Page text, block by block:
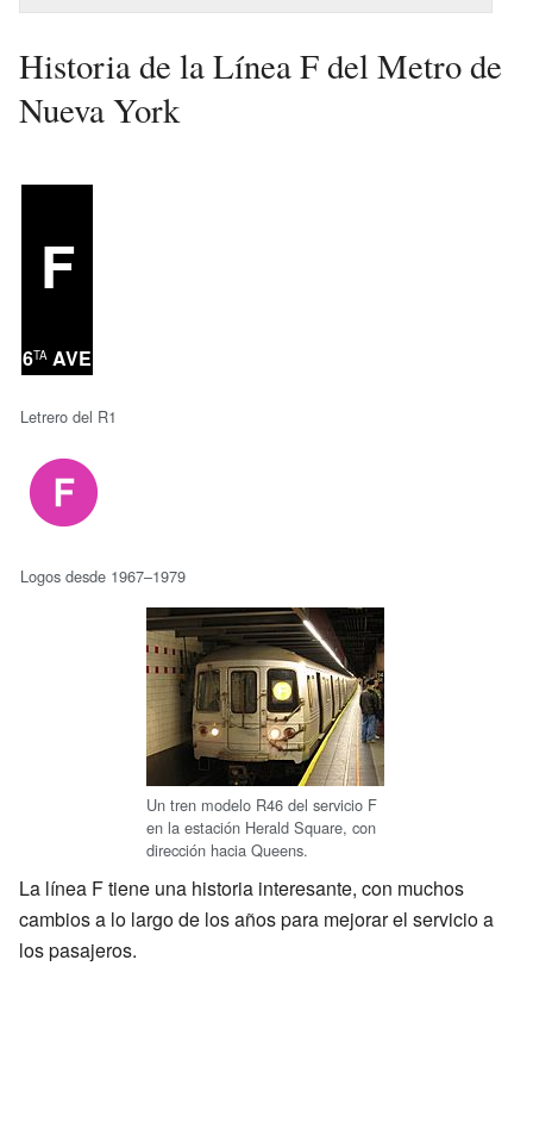
Historia de la Línea F del Metro de
Nueva York
F
6TA AVE
Letrero del R1
Logos desde 1967–1979
Un tren modelo R46 del servicio F
en la estación Herald Square, con
dirección hacia Queens.
La línea F tiene una historia interesante, con muchos
cambios a lo largo de los años para mejorar el servicio a
los pasajeros.